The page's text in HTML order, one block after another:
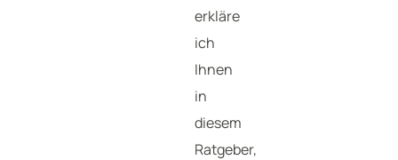
erkläre
ich
Ihnen
in
diesem
Ratgeber,